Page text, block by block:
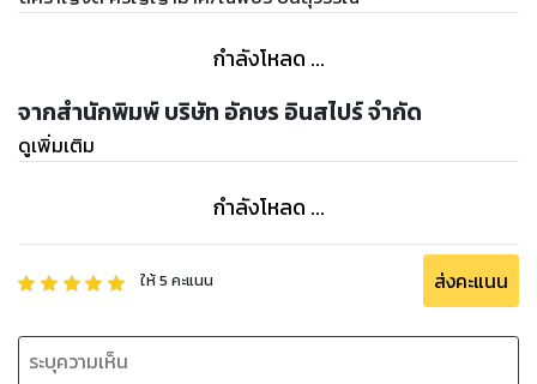
กำลังโหลด ...
จากสำนักพิมพ์ บริษัท อักษร อินสไปร์ จำกัด
ดูเพิ่มเติม
กำลังโหลด ...
ให้5 คะแนน ส่งคะแนน